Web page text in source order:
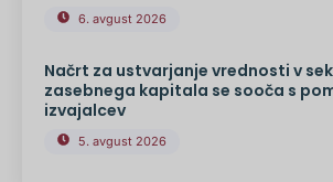
6. avgust 2026
Načrt za ustvarjanje vrednosti v
zasebnega kapitala se sooča s
izvajalcev
5. avgust 2026